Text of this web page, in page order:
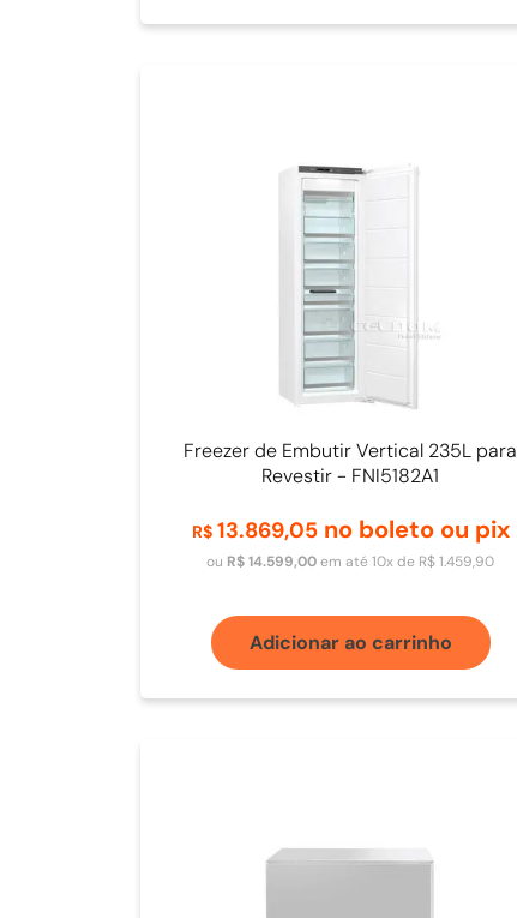
Freezer de Embutir Vertical 235L para
Revestir - FNI5182A1
R$ 13.869,05no boleto ou pix
ou R$14.599,00em até10x de R$1.459,90
Adicionar ao carrinho